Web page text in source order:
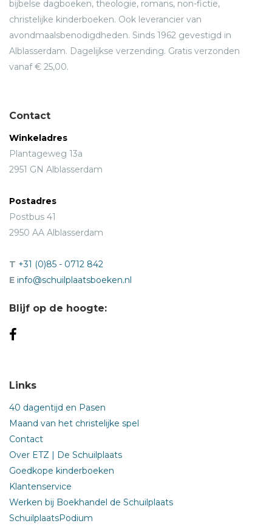
bijbelse dagboeken, theologie, romans, non-fictie,
christelijke kinderboeken. Ook leverancier van
avondmaalsbenodigdheden. Sinds 1962 gevestigd in
Alblasserdam. Dagelijkse verzending. Gratis verzonden
vanaf € 25,00.
Contact
Winkeladres
Plantageweg 13a
2951 GN Alblasserdam
Postadres
Postbus 41
2950 AA Alblasserdam
T +31 (0)85 - 0712 842
E info@schuilplaatsboeken.nl
Blijf op de hoogte:
Links
40 dagentijd en Pasen
Maand van het christelijke spel
Contact
Over ETZ | De Schuilplaats
Goedkope kinderboeken
Klantenservice
Werken bij Boekhandel de Schuilplaats
SchuilplaatsPodium